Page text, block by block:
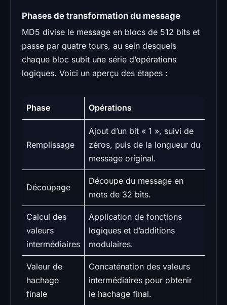
Phases de transformation du message
MD5 divise le message en blocs de 512 bits et
passe par quatre tours, au sein desquels
chaque bloc subit une série d’opérations
logiques. Voici un aperçu des étapes :
Phase Opérations
Remplissage
Ajout d’un bit « 1 », suivi de
zéros, puis de la longueur du
message original.
Découpage
Découpe du message en
mots de 32 bits.
Calcul des
valeurs
intermédiaires
Application de fonctions
logiques et d’additions
modulaires.
Valeur de
hachage
finale
Concaténation des valeurs
intermédiaires pour obtenir
le hachage final.